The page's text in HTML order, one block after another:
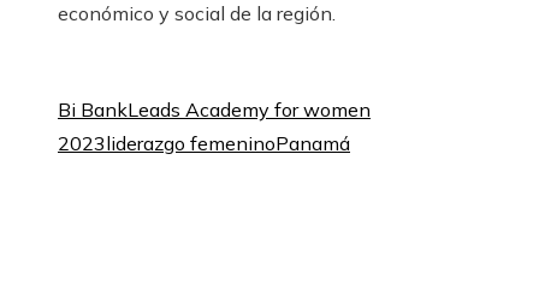
económico y social de la región.
Bi BankLeads Academy for women
2023liderazgo femeninoPanamá